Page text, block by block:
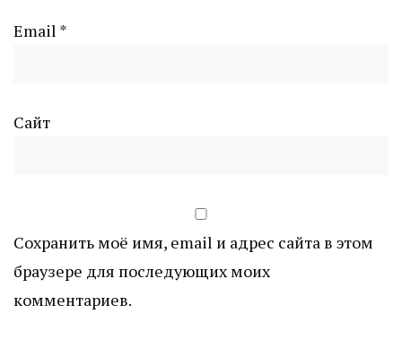
Email *
Сайт
Сохранить моё имя, email и адрес сайта в этом
браузере для последующих моих
комментариев.